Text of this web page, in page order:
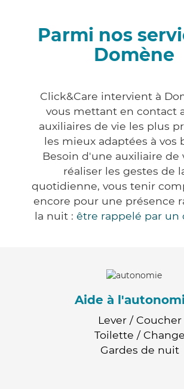
Parmi nos
Domène
Click&Care intervient à
vous mettant en contact
auxiliaires de vie les plus
les mieux adaptées à vos
Besoin d'une auxiliaire de
réaliser les gestes de
quotidienne, vous tenir
encore pour une présence
la nuit : être rappelé par un
Aide à
Lever / Coucher
Toilette / Change
Gardes de nuit